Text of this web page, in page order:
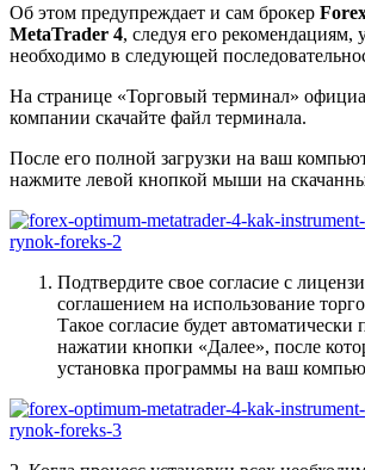
Об этом предупреждает и сам брокер
MetaTrader 4, следуя его рекомендациям,
необходимо в следующей
На странице «Торговый терминал»
компании скачайте файл терминала.
После его полной загрузки на ваш
нажмите левой кнопкой мыши на
Подтвердите свое согласие с
соглашением на использование
Такое согласие будет автоматически
нажатии кнопки «Далее», после
установка программы на ваш